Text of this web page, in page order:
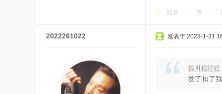
回复 赞
2022261022 发表于 2023-1-31
我叫程轩轾
发了扣了